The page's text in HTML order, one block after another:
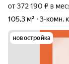
от 372 190 ₽ в
105,3 м²
3-комн.
новостройка